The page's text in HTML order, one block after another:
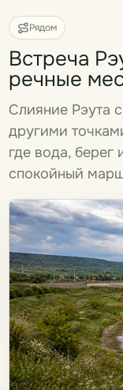
Рядом
Встреча
речные
Слияние Рэута
другими
где вода, берег
спокойный